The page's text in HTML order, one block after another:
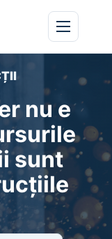
nu e
sunt